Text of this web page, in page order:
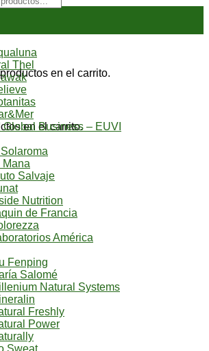
en el carrito.
en el carrito.
Thel
Global Business – EUVI
Mana
Salvaje
Nutrition
de Francia
América
Fenping
Salomé
Natural Systems
Freshly
Power
Sweat